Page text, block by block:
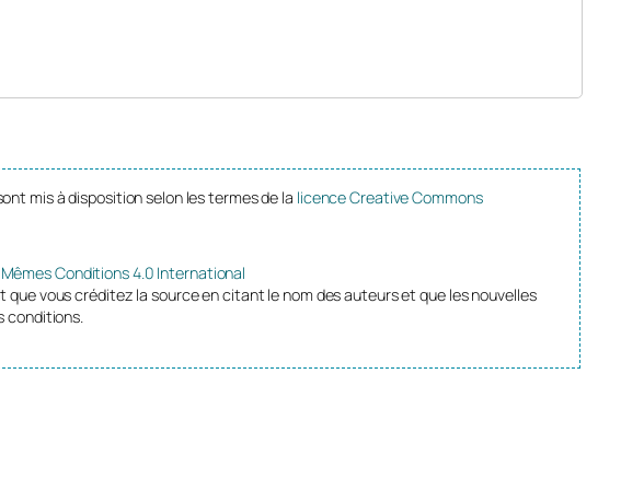
mis à disposition selon les termes de la licence Creative Commons
Conditions 4.0 International
vous créditez la source en citant le nom des auteurs et que les nouvelles
conditions.